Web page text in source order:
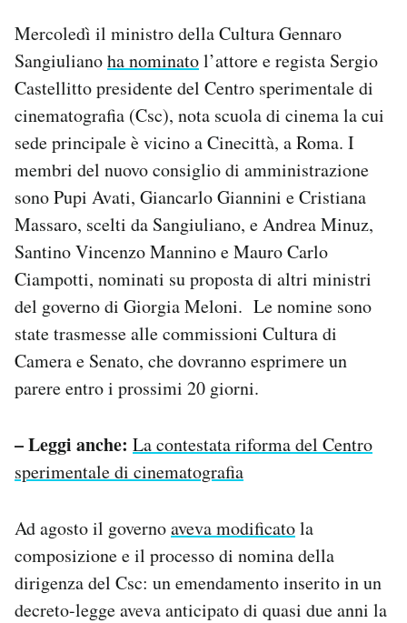
SHOP
CALENDARIO
AREA PERSONALE
Area Personale
Newsletter
Regala il Post
Hai bisogno di aiuto?
Esci
Mercoledì il ministro della Cultura Gennaro
Sangiulianoha nominatol’attore e regista Sergio
Castellitto presidente del Centro sperimentale di
cinematografia (Csc), nota scuola di cinema la cui
sede principale è vicino a Cinecittà, a Roma. I
membri del nuovo consiglio di amministrazione
sono Pupi Avati, Giancarlo Giannini e Cristiana
Massaro, scelti da Sangiuliano, e Andrea Minuz,
Santino Vincenzo Mannino e Mauro Carlo
Ciampotti, nominati su proposta di altri ministri
del governo di Giorgia Meloni. Le nomine sono
state trasmesse alle commissioni Cultura di
Camera e Senato, che dovranno esprimere un
parere entro i prossimi 20 giorni.
– Leggi anche: La contestata riforma del Centro
sperimentale di cinematografia
Ad agosto il governoaveva modificatola
composizione e il processo di nomina della
dirigenza del Csc: un emendamento inserito in un
decreto-legge aveva anticipato di quasi due anni la